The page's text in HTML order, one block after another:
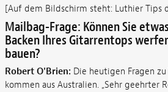
[Auf dem Bildschirm steht: Luthier Tips
Mailbag-Frage: Können Sie
Backen Ihres Gitarrentops
bauen?
Robert O'Brien: Die heutigen Fragen
kommen aus Australien. „Sehr geehrter